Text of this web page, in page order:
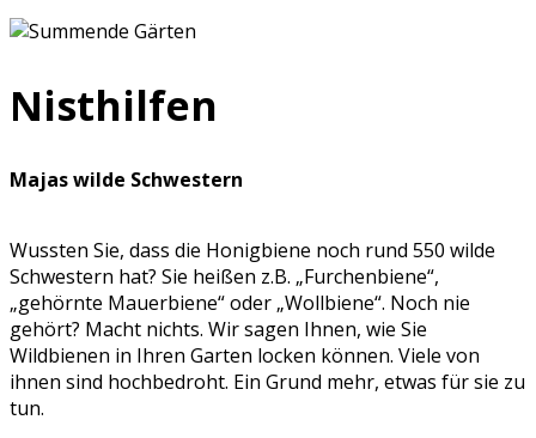
Nisthilfen
Majas wilde Schwestern
Wussten Sie, dass die Honigbiene noch rund 550 wilde
Schwestern hat? Sie heißen z.B. „Furchenbiene“,
„gehörnte Mauerbiene“ oder „Wollbiene“. Noch nie
gehört? Macht nichts. Wir sagen Ihnen, wie Sie
Wildbienen in Ihren Garten locken können. Viele von
ihnen sind hochbedroht. Ein Grund mehr, etwas für sie zu
tun.